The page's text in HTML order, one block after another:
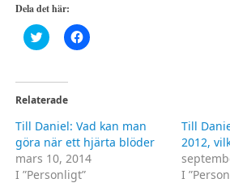
Dela det här:
Klicka
för
Twitter
(Öppnas
i
nytt
fönster)
Klicka
för
ett
nytt
fönster)
Relaterade
Till Daniel: Vad kan man
göra när ett hjärta blöder
mars 10, 2014
I ”Personligt”
Till
2012,
I